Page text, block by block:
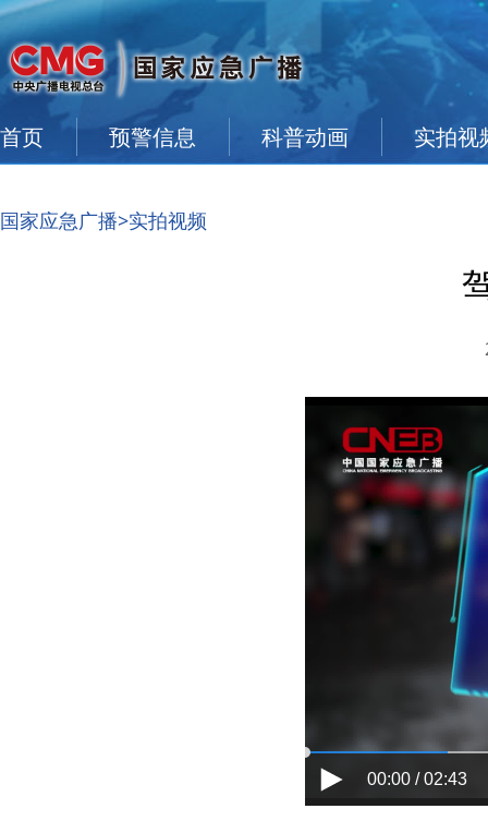
首页 预警信息 科普动画 实拍视
国家应急广播>实拍视频
00:00 / 02:43